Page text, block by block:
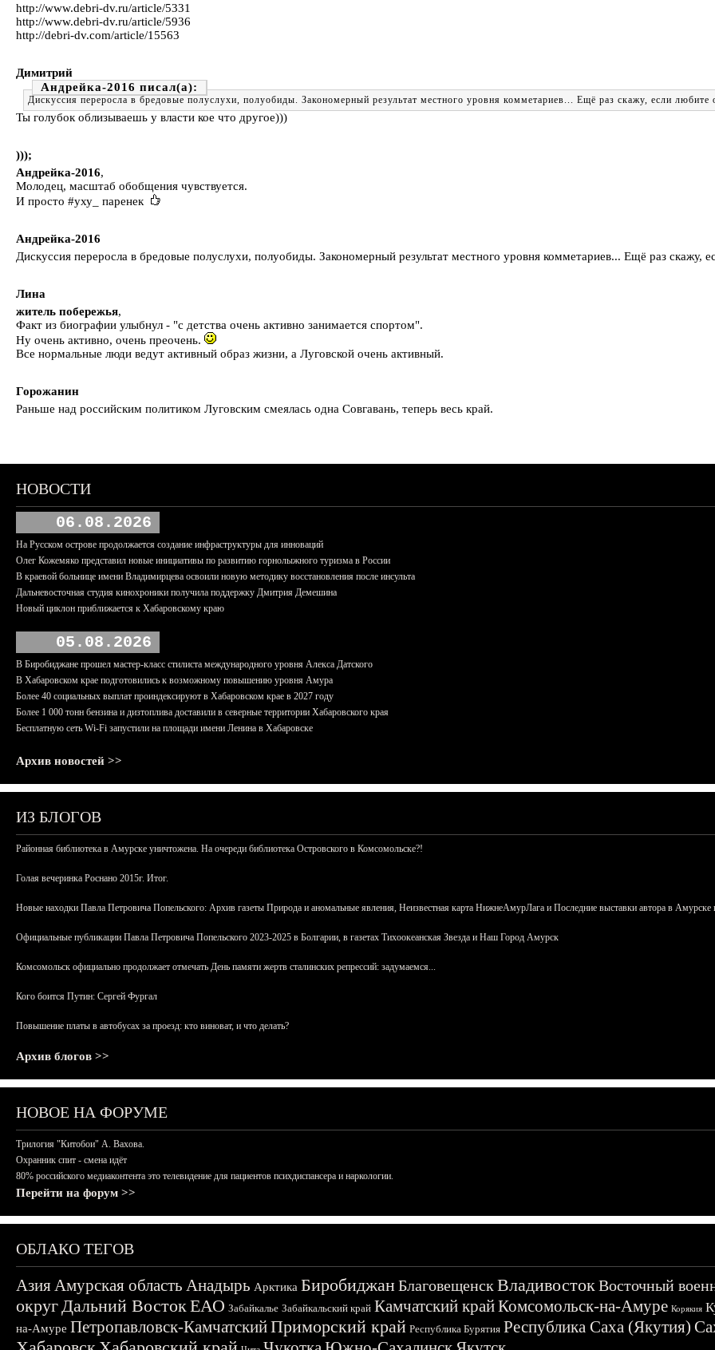
http://www.debri-dv.ru/article/5331
http://www.debri-dv.ru/article/5936
http://debri-dv.com/article/15563
Димитрий
Андрейка-2016
Дискуссия переросла в бредовые полуслухи, полуобиды. Закономерный результат местного уровня комметариев... Ещё раз скажу, если любите
Ты голубок облизываешь у власти кое что другое)))
)));
Андрейка-2016,
Молодец, масштаб обобщения чувствуется.
И просто #уху_ паренек
Андрейка-2016
Дискуссия переросла в бредовые полуслухи, полуобиды. Закономерный результат местного уровня комметариев... Ещё раз скажу,
Лина
житель побережья,
Факт из биографии улыбнул - "с детства очень активно занимается спортом".
Ну очень активно, очень преочень.
Все нормальные люди ведут активный образ жизни, а Луговской очень активный.
Горожанин
Раньше над российским политиком Луговским смеялась одна Совгавань, теперь весь край.
НОВОСТИ
06.08.2026
На Русском острове продолжается создание инфраструктуры для инноваций
Олег Кожемяко представил новые инициативы по развитию горнолыжного туризма в России
В краевой больнице имени Владимирцева освоили новую методику восстановления после инсульта
Дальневосточная студия кинохроники получила поддержку Дмитрия Демешина
Новый циклон приближается к Хабаровскому краю
05.08.2026
В Биробиджане прошел мастер-класс стилиста международного уровня Алекса Датского
В Хабаровском крае подготовились к возможному повышению уровня Амура
Более 40 социальных выплат проиндексируют в Хабаровском крае в 2027 году
Более 1 000 тонн бензина и дизтоплива доставили в северные территории Хабаровского края
Бесплатную сеть Wi-Fi запустили на площади имени Ленина в Хабаровске
Архив новостей >>
ИЗ БЛОГОВ
Районная библиотека в Амурске уничтожена. На очереди библиотека Островского в Комсомольске?!
Голая вечеринка Роснано 2015г. Итог.
Новые находки Павла Петровича Попельского: Архив газеты Природа и аномальные явления, Неизвестная карта НижнеАмурЛага и Последние выставки автора в Амурске
Официальные публикации Павла Петровича Попельского 2023-2025 в Болгарии, в газетах Тихоокеанская Звезда и Наш Город Амурск
Комсомольск официально продолжает отмечать День памяти жертв сталинских репрессий: задумаемся...
Кого боится Путин: Сергей Фургал
Повышение платы в автобусах за проезд: кто виноват, и что делать?
Архив блогов >>
НОВОЕ НА ФОРУМЕ
Трилогия "Китобои" А. Вахова.
Охранник спит - смена идёт
80% российского медиаконтента это телевидение для пациентов психдиспансера и наркологии.
Перейти на форум >>
ОБЛАКО ТЕГОВ
АзияАмурская область Анадырь Арктика БиробиджанБлаговещенскВладивостокВосточный
округДальний ВостокЕАО Забайкалье Забайкальский край Камчатский крайКомсомольск-на-Амуре Корякия
на-Амуре Петропавловск-КамчатскийПриморский край Республика Бурятия Республика Саха (Якутия)